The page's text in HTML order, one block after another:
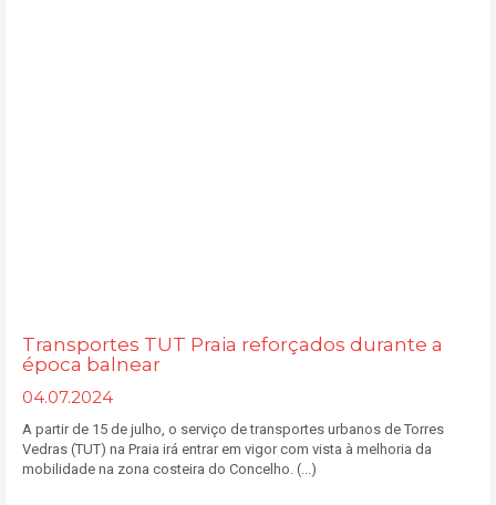
Transportes TUT Praia reforçados durante a
época balnear
04.07.2024
A partir de 15 de julho, o serviço de transportes urbanos de Torres
Vedras (TUT) na Praia irá entrar em vigor com vista à melhoria da
mobilidade na zona costeira do Concelho. (...)